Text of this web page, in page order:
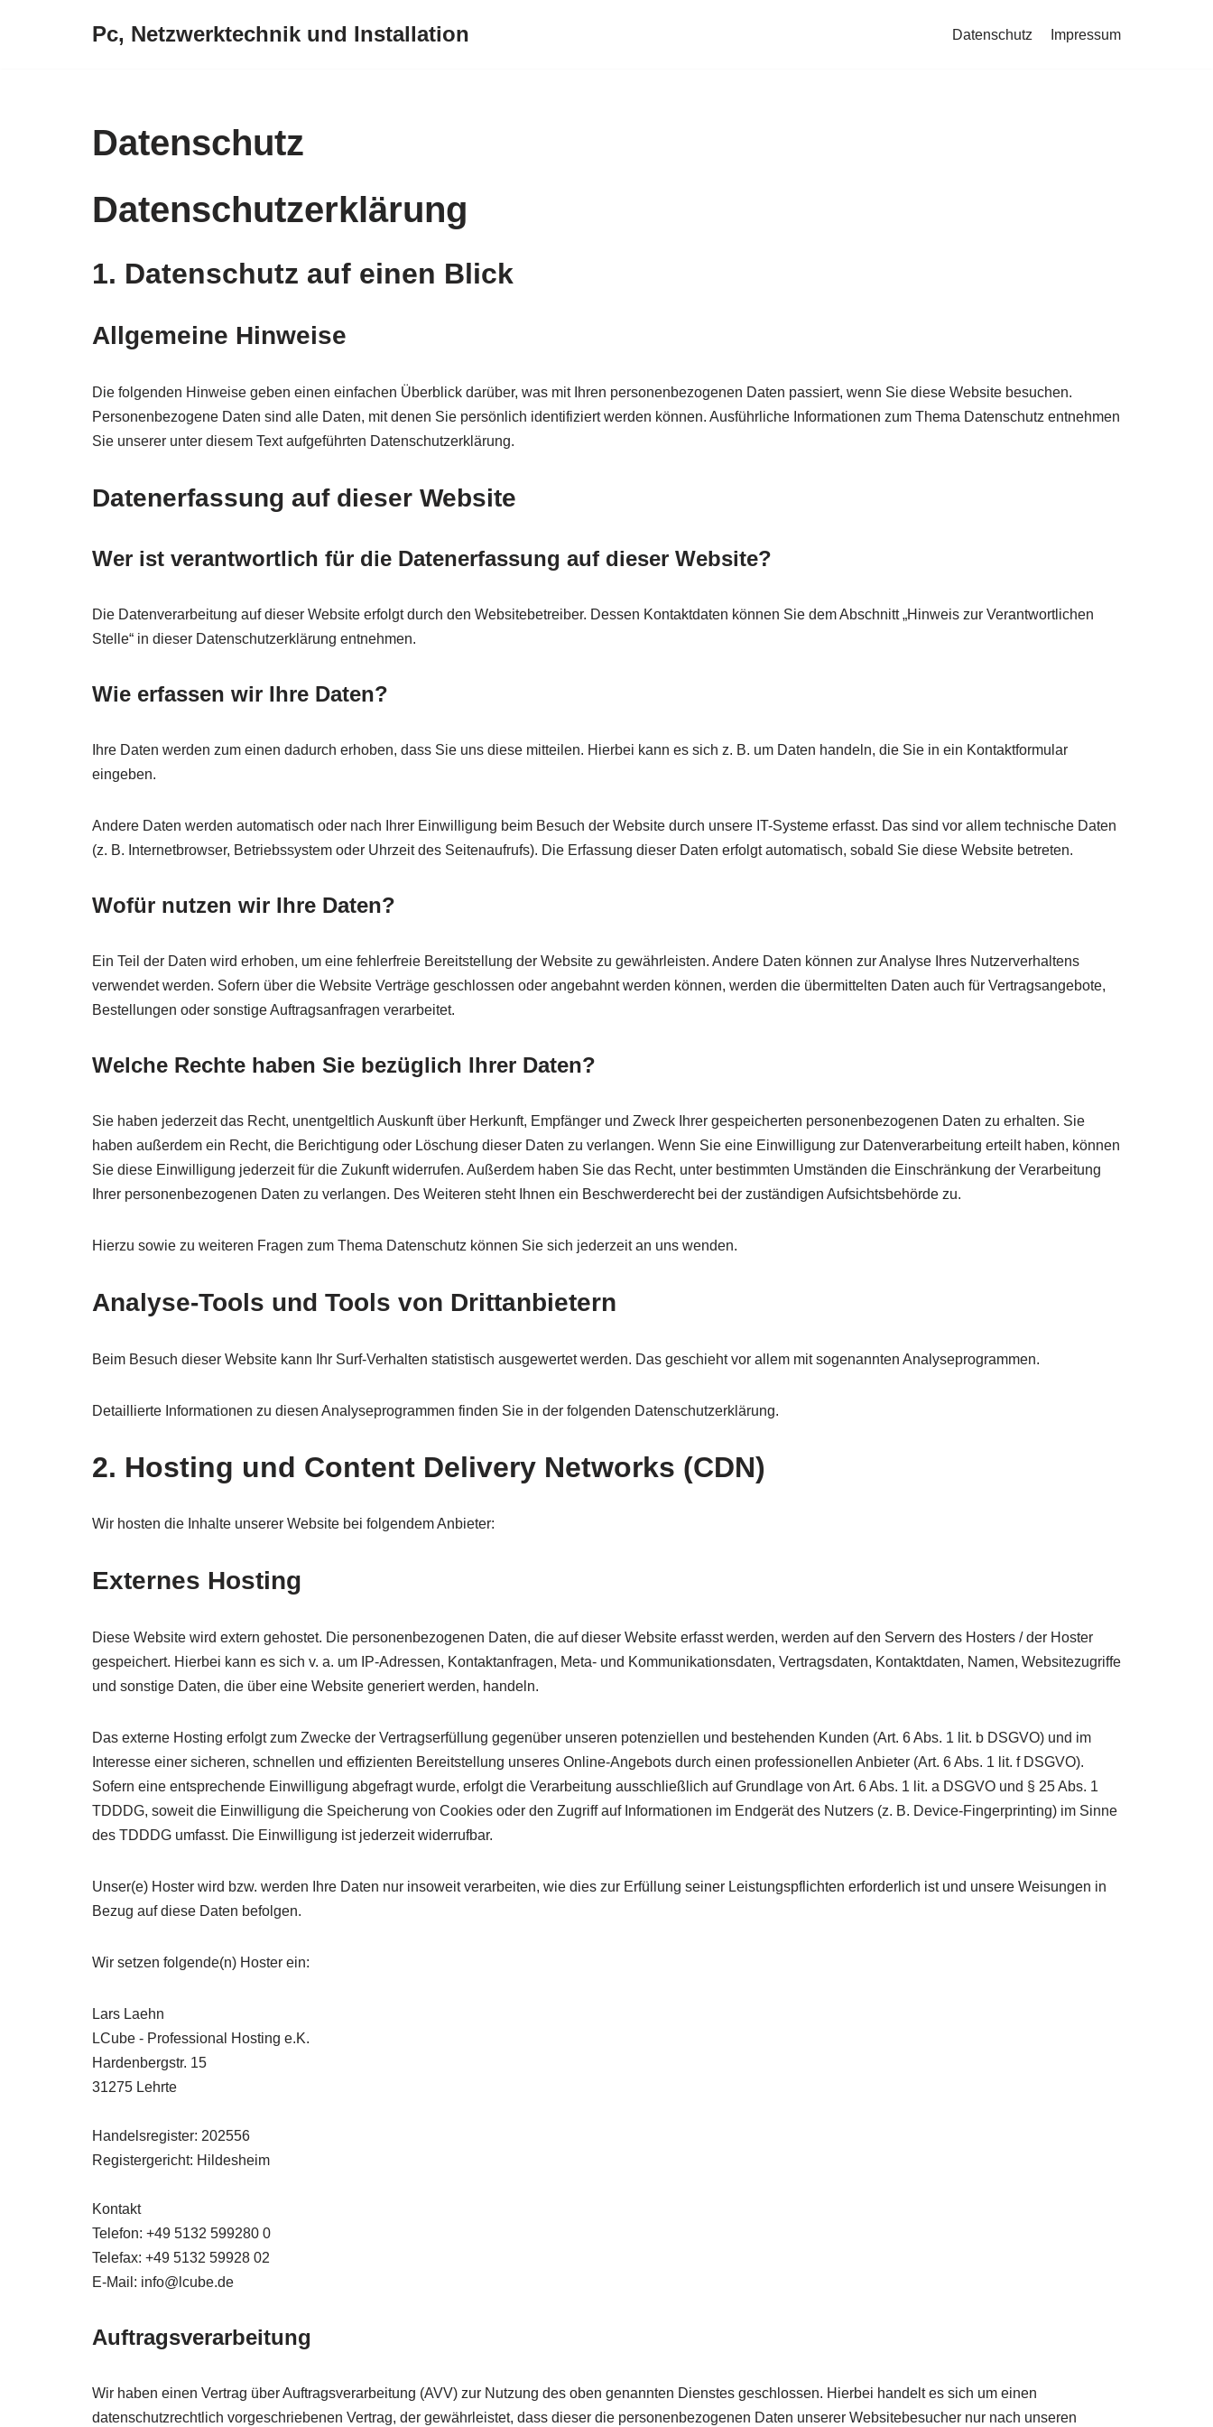
Pc, Netzwerktechnik und Installation Datenschutz Impressum
Datenschutz
Datenschutz­erklärung
1. Datenschutz auf einen Blick
Allgemeine Hinweise
Die folgenden Hinweise geben einen einfachen Überblick darüber, was mit Ihren personenbezogenen Daten passiert, wenn Sie diese Website besuchen.
Personenbezogene Daten sind alle Daten, mit denen Sie persönlich identifiziert werden können. Ausführliche Informationen zum Thema Datenschutz entnehmen
Sie unserer unter diesem Text aufgeführten Datenschutzerklärung.
Datenerfassung auf dieser Website
Wer ist verantwortlich für die Datenerfassung auf dieser Website?
Die Datenverarbeitung auf dieser Website erfolgt durch den Websitebetreiber. Dessen Kontaktdaten können Sie dem Abschnitt „Hinweis zur Verantwortlichen
Stelle“ in dieser Datenschutzerklärung entnehmen.
Wie erfassen wir Ihre Daten?
Ihre Daten werden zum einen dadurch erhoben, dass Sie uns diese mitteilen. Hierbei kann es sich z. B. um Daten handeln, die Sie in ein Kontaktformular
eingeben.
Andere Daten werden automatisch oder nach Ihrer Einwilligung beim Besuch der Website durch unsere IT-Systeme erfasst. Das sind vor allem technische Daten
(z. B. Internetbrowser, Betriebssystem oder Uhrzeit des Seitenaufrufs). Die Erfassung dieser Daten erfolgt automatisch, sobald Sie diese Website betreten.
Wofür nutzen wir Ihre Daten?
Ein Teil der Daten wird erhoben, um eine fehlerfreie Bereitstellung der Website zu gewährleisten. Andere Daten können zur Analyse Ihres Nutzerverhaltens
verwendet werden. Sofern über die Website Verträge geschlossen oder angebahnt werden können, werden die übermittelten Daten auch für Vertragsangebote,
Bestellungen oder sonstige Auftragsanfragen verarbeitet.
Welche Rechte haben Sie bezüglich Ihrer Daten?
Sie haben jederzeit das Recht, unentgeltlich Auskunft über Herkunft, Empfänger und Zweck Ihrer gespeicherten personenbezogenen Daten zu erhalten. Sie
haben außerdem ein Recht, die Berichtigung oder Löschung dieser Daten zu verlangen. Wenn Sie eine Einwilligung zur Datenverarbeitung erteilt haben, können
Sie diese Einwilligung jederzeit für die Zukunft widerrufen. Außerdem haben Sie das Recht, unter bestimmten Umständen die Einschränkung der Verarbeitung
Ihrer personenbezogenen Daten zu verlangen. Des Weiteren steht Ihnen ein Beschwerderecht bei der zuständigen Aufsichtsbehörde zu.
Hierzu sowie zu weiteren Fragen zum Thema Datenschutz können Sie sich jederzeit an uns wenden.
Analyse-Tools und Tools von Dritt­anbietern
Beim Besuch dieser Website kann Ihr Surf-Verhalten statistisch ausgewertet werden. Das geschieht vor allem mit sogenannten Analyseprogrammen.
Detaillierte Informationen zu diesen Analyseprogrammen finden Sie in der folgenden Datenschutzerklärung.
2. Hosting und Content Delivery Networks (CDN)
Wir hosten die Inhalte unserer Website bei folgendem Anbieter:
Externes Hosting
Diese Website wird extern gehostet. Die personenbezogenen Daten, die auf dieser Website erfasst werden, werden auf den Servern des Hosters / der Hoster
gespeichert. Hierbei kann es sich v. a. um IP-Adressen, Kontaktanfragen, Meta- und Kommunikationsdaten, Vertragsdaten, Kontaktdaten, Namen, Websitezugriffe
und sonstige Daten, die über eine Website generiert werden, handeln.
Das externe Hosting erfolgt zum Zwecke der Vertragserfüllung gegenüber unseren potenziellen und bestehenden Kunden (Art. 6 Abs. 1 lit. b DSGVO) und im
Interesse einer sicheren, schnellen und effizienten Bereitstellung unseres Online-Angebots durch einen professionellen Anbieter (Art. 6 Abs. 1 lit. f DSGVO).
Sofern eine entsprechende Einwilligung abgefragt wurde, erfolgt die Verarbeitung ausschließlich auf Grundlage von Art. 6 Abs. 1 lit. a DSGVO und § 25 Abs. 1
TDDDG, soweit die Einwilligung die Speicherung von Cookies oder den Zugriff auf Informationen im Endgerät des Nutzers (z. B. Device-Fingerprinting) im Sinne
des TDDDG umfasst. Die Einwilligung ist jederzeit widerrufbar.
Unser(e) Hoster wird bzw. werden Ihre Daten nur insoweit verarbeiten, wie dies zur Erfüllung seiner Leistungspflichten erforderlich ist und unsere Weisungen in
Bezug auf diese Daten befolgen.
Wir setzen folgende(n) Hoster ein:
Lars Laehn
LCube - Professional Hosting e.K.
Hardenbergstr. 15
31275 Lehrte
Handelsregister: 202556
Registergericht: Hildesheim
Kontakt
Telefon: +49 5132 599280 0
Telefax: +49 5132 59928 02
E-Mail: info@lcube.de
Auftragsverarbeitung
Wir haben einen Vertrag über Auftragsverarbeitung (AVV) zur Nutzung des oben genannten Dienstes geschlossen. Hierbei handelt es sich um einen
datenschutzrechtlich vorgeschriebenen Vertrag, der gewährleistet, dass dieser die personenbezogenen Daten unserer Websitebesucher nur nach unseren